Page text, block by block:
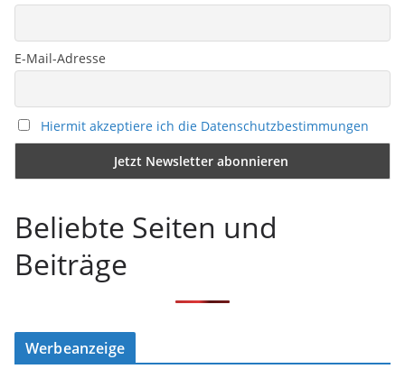
E-Mail-Adresse
Hiermit akzeptiere ich die Datenschutzbestimmungen
Beliebte Seiten und
Beiträge
Werbeanzeige